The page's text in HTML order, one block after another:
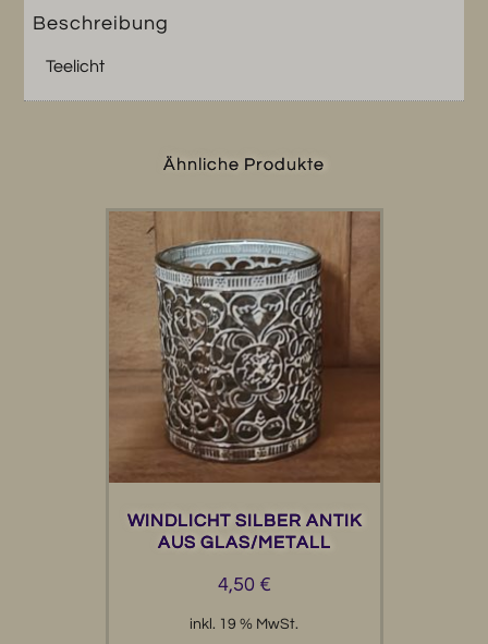
Beschreibung
Teelicht
Ähnliche Produkte
WINDLICHT SILBER ANTIK
AUS GLAS/METALL
4,50 €
inkl. 19 % MwSt.